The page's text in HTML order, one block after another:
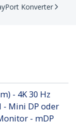
Konverter
- 4K 30 Hz
- Mini DP oder
- mDP